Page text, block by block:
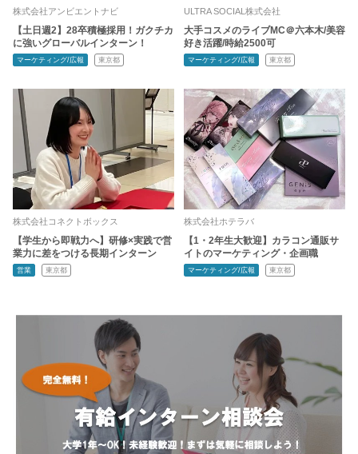
株式会社アンビエントナビ
【土日週2】28卒積極採用！ガクチカ
に強いグローバルインターン！
マーケティング/広報 東京都
ULTRA SOCIAL株式会社
大手コスメのライブMC＠六本木/美容
好き活躍/時給2500可
マーケティング/広報 東京都
株式会社コネクトボックス
【学生から即戦力へ】研修×実践で営
業力に差をつける長期インターン
営業 東京都
株式会社ホテラバ
【1・2年生大歓迎】カラコン通販サ
イトのマーケティング・企画職
マーケティング/広報 東京都